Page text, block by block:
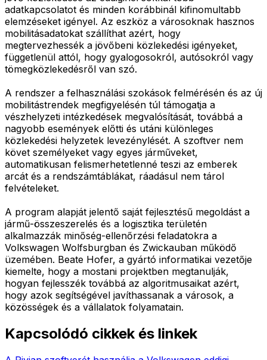
adatkapcsolatot és minden korábbinál kifinomultabb
elemzéseket igényel. Az eszköz a városoknak hasznos
mobilitásadatokat szállíthat azért, hogy
megtervezhessék a jövőbeni közlekedési igényeket,
függetlenül attól, hogy gyalogosokról, autósokról vagy
tömegközlekedésről van szó.
A rendszer a felhasználási szokások felmérésén és az új
mobilitástrendek megfigyelésén túl támogatja a
vészhelyzeti intézkedések megvalósítását, továbbá a
nagyobb események előtti és utáni különleges
közlekedési helyzetek levezénylését. A szoftver nem
követ személyeket vagy egyes járműveket,
automatikusan felismerhetetlenné teszi az emberek
arcát és a rendszámtáblákat, ráadásul nem tárol
felvételeket.
A program alapját jelentő saját fejlesztésű megoldást a
jármű-összeszerelés és a logisztika területén
alkalmazzák minőség-ellenőrzési feladatokra a
Volkswagen Wolfsburgban és Zwickauban működő
üzemében. Beate Hofer, a gyártó informatikai vezetője
kiemelte, hogy a mostani projektben megtanulják,
hogyan fejlesszék továbbá az algoritmusaikat azért,
hogy azok segítségével javíthassanak a városok, a
közösségek és a vállalatok folyamatain.
Kapcsolódó cikkek és linkek